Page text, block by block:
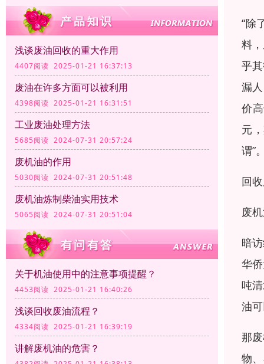
浅谈废油回收的重大作用
4407阅读 2025-01-21 16:37:13
废油在许多方面可以被利用
4398阅读 2025-01-21 16:31:51
工业废油处理方法
5685阅读 2024-07-31 20:57:24
废机油的作用
5030阅读 2024-07-31 20:51:48
废机油炼制柴油实用技术
5065阅读 2024-07-31 20:51:04
关于机油使用中的注意事项提醒？
4453阅读 2025-01-21 16:40:26
浅谈回收废油流程？
4334阅读 2025-01-21 16:39:19
讲解废机油的危害？
“除
料
乎
漏
价
元
谓”
回
废
暗
华
吨
油
那
物